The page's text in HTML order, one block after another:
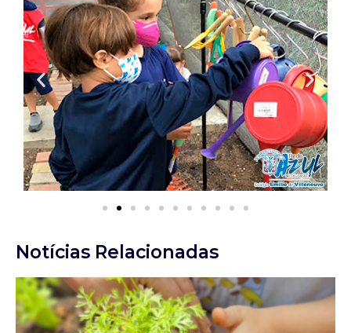
Notícias Relacionadas